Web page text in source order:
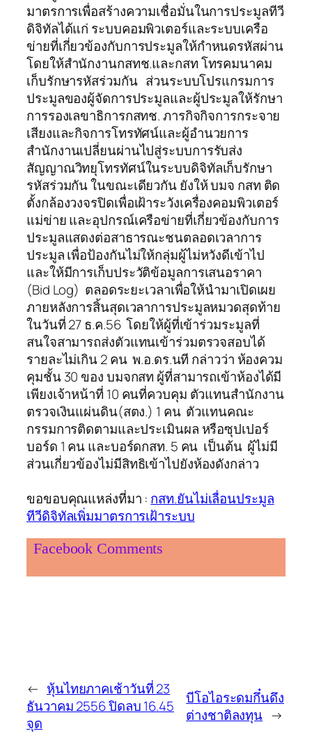
มาตรการเพื่อสร้างความเชื่อมั่นในการประมูลทีวี
ดิจิทัลได้แก่ ระบบคอมพิวเตอร์และระบบเครือ
ข่ายที่เกี่ยวข้องกับการประมูลให้กำหนดรหัสผ่าน
โดยให้สำนักงานกสทช.และกสท โทรคมนาคม
เก็บรักษารหัสร่วมกัน ส่วนระบบโปรแกรมการ
ประมูลของผู้จัดการประมูลและผู้ประมูลให้รักษา
การรองเลขาธิการกสทช. ภารกิจกิจการกระจาย
เสียงและกิจการโทรทัศน์และผู้อำนวยการ
สำนักงานเปลี่ยนผ่านไปสู่ระบบการรับส่ง
สัญญาณวิทยุโทรทัศน์ในระบบดิจิทัลเก็บรักษา
รหัสร่วมกัน ในขณะเดียวกัน ยังให้ บมจ กสท ติด
ตั้งกล้องวงจรปิดเพื่อเฝ้าระวังเครื่องคอมพิวเตอร์
แม่ข่าย และอุปกรณ์เครือข่ายที่เกี่ยวข้องกับการ
ประมูลแสดงต่อสาธารณะชนตลอดเวลาการ
ประมูล เพื่อป้องกันไม่ให้กลุ่มผู้ไม่หวังดีเข้าไป
และให้มีการเก็บประวัติข้อมูลการเสนอราคา
(Bid Log) ตลอดระยะเวลาเพื่อให้นำมาเปิดเผย
ภายหลังการสิ้นสุดเวลาการประมูลหมวดสุดท้าย
ในวันที่ 27 ธ.ค.56 โดยให้ผู้ที่เข้าร่วมระมูลที่
สนใจสามารถส่งตัวแทนเข้าร่วมตรวจสอบได้
รายละไม่เกิน 2 คน พ.อ.ดร.นที กล่าวว่า ห้องควม
คุมชั้น 30 ของ บมจกสท ผู้ที่สามารถเข้าห้องได้มี
เพียงเจ้าหน้าที่ 10 คนที่ควบคุม ตัวแทนสำนักงาน
ตรวจเงินแผ่นดิน(สตง.) 1 คน ตัวแทนคณะ
กรรมการติดตามและประเมินผล หรือซุปเปอร์
บอร์ด 1 คน และบอร์ดกสท. 5 คน เป็นต้น ผู้ไม่มี
ส่วนเกี่ยวข้องไม่มีสิทธิเข้าไปยังห้องดังกล่าว
ขอขอบคุณแหล่งที่มา : กสท.ยันไม่เลื่อนประมูล
ทีวีดิจิทัลเพิ่มมาตรการเฝ้าระบบ
Facebook Comments
← หุ้นไทยภาคเช้าวันที่ 23
ธันวาคม 2556 ปิดลบ 16.45
จุด
บีโอไอระดมกึ๋นดึง
ต่างชาติลงทุน →